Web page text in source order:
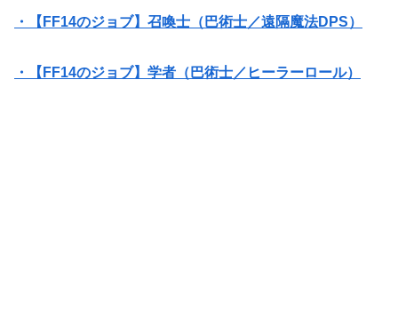
・【FF14のジョブ】召喚士（巴術士／遠隔魔法DPS）
・【FF14のジョブ】学者（巴術士／ヒーラーロール）